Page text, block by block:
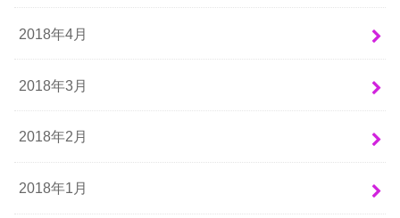
2018年4月
2018年3月
2018年2月
2018年1月